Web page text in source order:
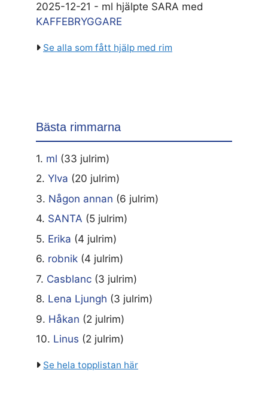
2025-12-21 - ml hjälpte SARA med
KAFFEBRYGGARE
Se alla som fått hjälp med rim
Bästa rimmarna
1. ml (33 julrim)
2. Ylva (20 julrim)
3. Någon annan (6 julrim)
4. SANTA (5 julrim)
5. Erika (4 julrim)
6. robnik (4 julrim)
7. Casblanc (3 julrim)
8. Lena Ljungh (3 julrim)
9. Håkan (2 julrim)
10. Linus (2 julrim)
Se hela topplistan här